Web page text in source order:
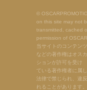
©
on this site may not
transmitted, cached
permission of
当サイトのコンテン
などの著作権はオス
ションが許可を受け
ている著作権者に属
法律で禁じられ、違
れることがあります。